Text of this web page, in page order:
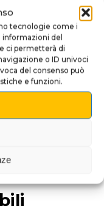
tecnologie come i
informazioni del
ci permetterà di
o ID univoci
del consenso può
e funzioni.
pezzo unico.
colori e finiture
ogni Lancia-
con questo
che sia il